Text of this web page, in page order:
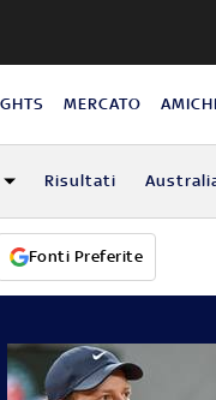
MERCATO
Risultati
Fonti Preferite